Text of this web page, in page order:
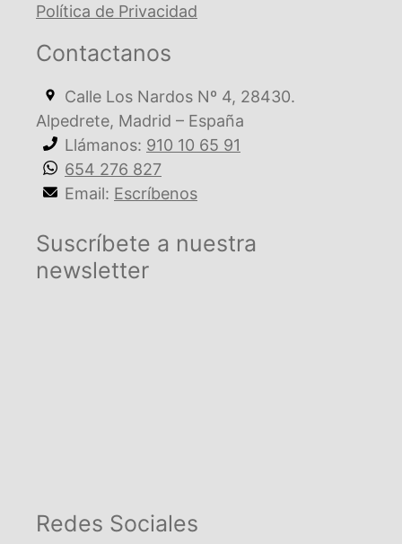
Política de Privacidad
Contactanos
Calle Los Nardos Nº 4, 28430.
Alpedrete, Madrid – España
Llámanos: 910 10 65 91
654 276 827
Email: Escríbenos
Suscríbete a nuestra
newsletter
Redes Sociales